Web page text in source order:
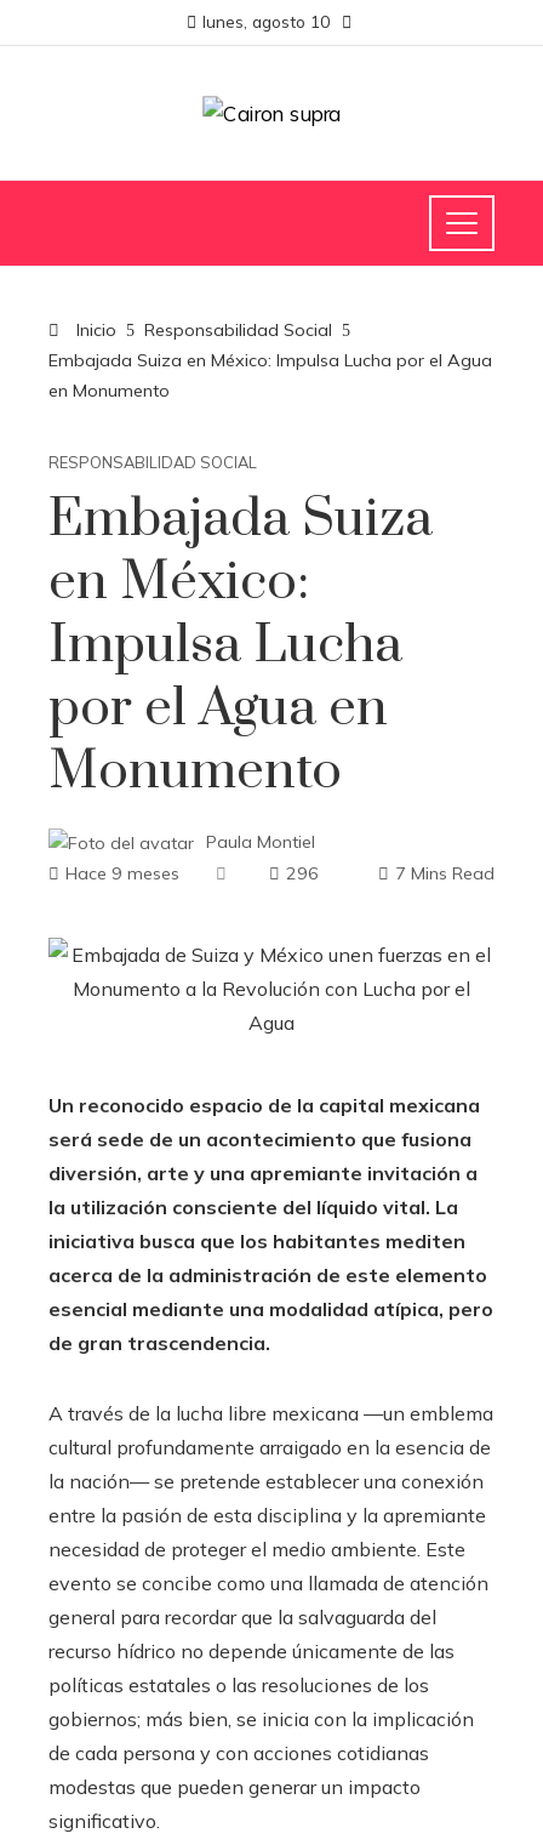
lunes, agosto 10
Inicio
Responsabilidad Social
Embajada Suiza en México: Impulsa Lucha por el Agua
en Monumento
RESPONSABILIDAD SOCIAL
Embajada Suiza
en México:
Impulsa Lucha
por el Agua en
Monumento
Paula Montiel
Hace 9 meses
296 7 Mins Read
Un reconocido espacio de la capital mexicana
será sede de un acontecimiento que fusiona
diversión, arte y una apremiante invitación a
la utilización consciente del líquido vital. La
iniciativa busca que los habitantes mediten
acerca de la administración de este elemento
esencial mediante una modalidad atípica, pero
de gran trascendencia.
A través de la lucha libre mexicana —un emblema
cultural profundamente arraigado en la esencia de
la nación— se pretende establecer una conexión
entre la pasión de esta disciplina y la apremiante
necesidad de proteger el medio ambiente. Este
evento se concibe como una llamada de atención
general para recordar que la salvaguarda del
recurso hídrico no depende únicamente de las
políticas estatales o las resoluciones de los
gobiernos; más bien, se inicia con la implicación
de cada persona y con acciones cotidianas
modestas que pueden generar un impacto
significativo.